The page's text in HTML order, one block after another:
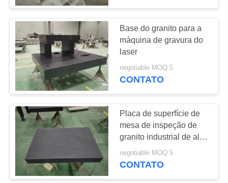
PRIVACY
POLICY
Placa de aço do
entalhe de T
Placa de base do
entalhe de T
35
Base do granito para a
máquina de gravura do
laser
negotiable MOQ:5
CONTATO
Placa de superfície de
mesa de inspeção de
granito industrial de alta
precisão 400 × 400 com
suporte
negotiable MOQ:5
CONTATO